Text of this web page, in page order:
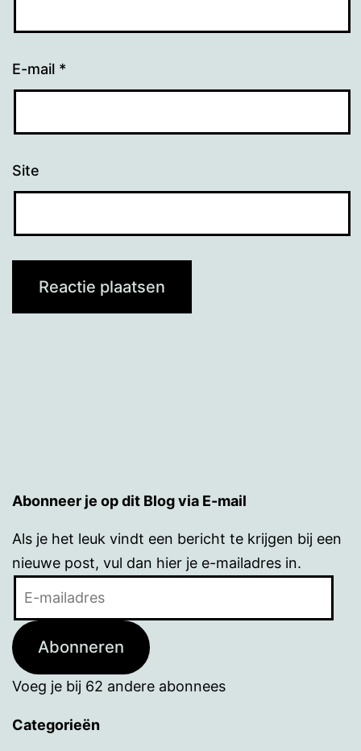
E-mail *
Site
Abonneer je op dit Blog via E-mail
Als je het leuk vindt een bericht te krijgen bij een
nieuwe post, vul dan hier je e-mailadres in.
Abonneren
Voeg je bij 62 andere abonnees
Categorieën